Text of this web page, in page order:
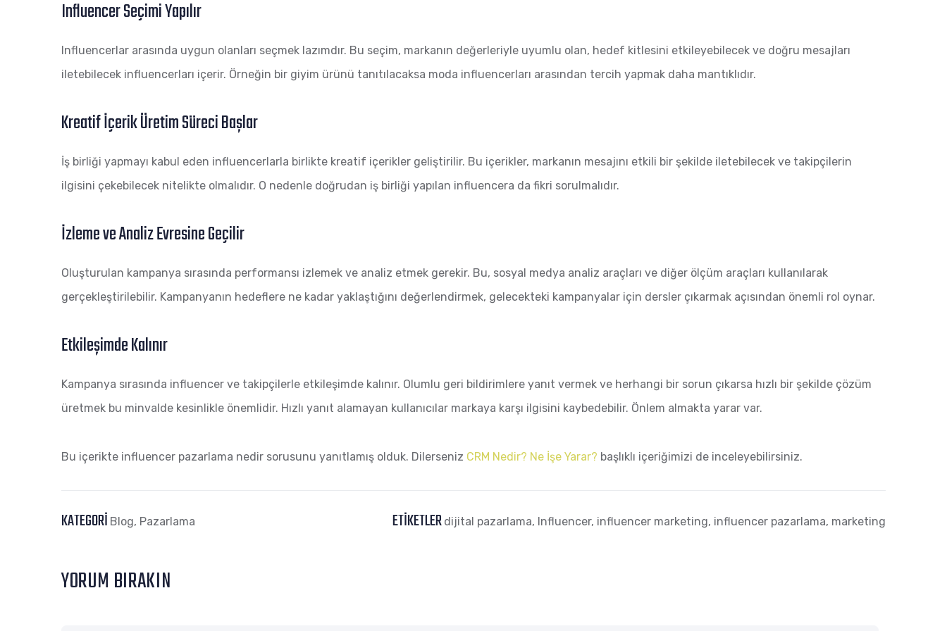
Influencer Seçimi Yapılır
Influencerlar arasında uygun olanları seçmek lazımdır. Bu seçim, markanın değerleriyle uyumlu olan, hedef kitlesini etkileyebilecek ve doğru mesajları
iletebilecek influencerları içerir. Örneğin bir giyim ürünü tanıtılacaksa moda influencerları arasından tercih yapmak daha mantıklıdır.
Kreatif İçerik Üretim Süreci Başlar
İş birliği yapmayı kabul eden influencerlarla birlikte kreatif içerikler geliştirilir. Bu içerikler, markanın mesajını etkili bir şekilde iletebilecek ve takipçilerin
ilgisini çekebilecek nitelikte olmalıdır. O nedenle doğrudan iş birliği yapılan influencera da fikri sorulmalıdır.
İzleme ve Analiz Evresine Geçilir
Oluşturulan kampanya sırasında performansı izlemek ve analiz etmek gerekir. Bu, sosyal medya analiz araçları ve diğer ölçüm araçları kullanılarak
gerçekleştirilebilir. Kampanyanın hedeflere ne kadar yaklaştığını değerlendirmek, gelecekteki kampanyalar için dersler çıkarmak açısından önemli rol oynar.
Etkileşimde Kalınır
Kampanya sırasında influencer ve takipçilerle etkileşimde kalınır. Olumlu geri bildirimlere yanıt vermek ve herhangi bir sorun çıkarsa hızlı bir şekilde çözüm
üretmek bu minvalde kesinlikle önemlidir. Hızlı yanıt alamayan kullanıcılar markaya karşı ilgisini kaybedebilir. Önlem almakta yarar var.
Bu içerikte influencer pazarlama nedir sorusunu yanıtlamış olduk. Dilerseniz CRM Nedir? Ne İşe Yarar? başlıklı içeriğimizi de inceleyebilirsiniz.
KATEGORI Blog, Pazarlama ETIKETLER dijital pazarlama, Influencer, influencer marketing, influencer pazarlama, marketing
YORUM BIRAKIN